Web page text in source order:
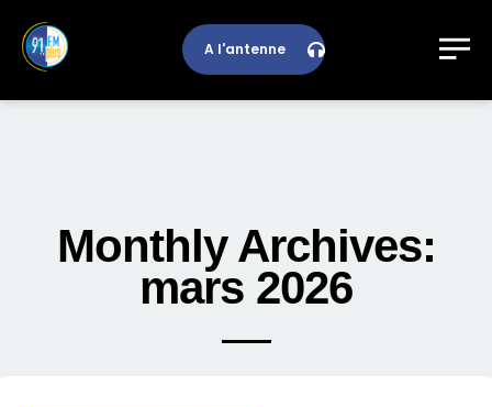
A l'antenne
Monthly Archives:
mars 2026